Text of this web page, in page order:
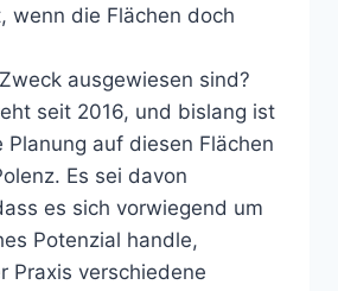
wenn die Flächen doch
ausgewiesen sind?
seit 2016, und bislang ist
Planung auf diesen Flächen
Es sei davon
es sich vorwiegend um
Potenzial handle,
Praxis verschiedene